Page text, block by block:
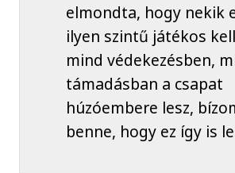
elmondta, hogy nekik
ilyen szintű játékos
mind védekezésben,
támadásban a csapat
húzóembere lesz,
benne, hogy ez így is